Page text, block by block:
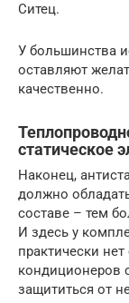
Ситец.
У большинства
оставляют
качественно.
статическое
Наконец,
должно
составе – тем
И здесь у
практически
кондиционеров
защититься от